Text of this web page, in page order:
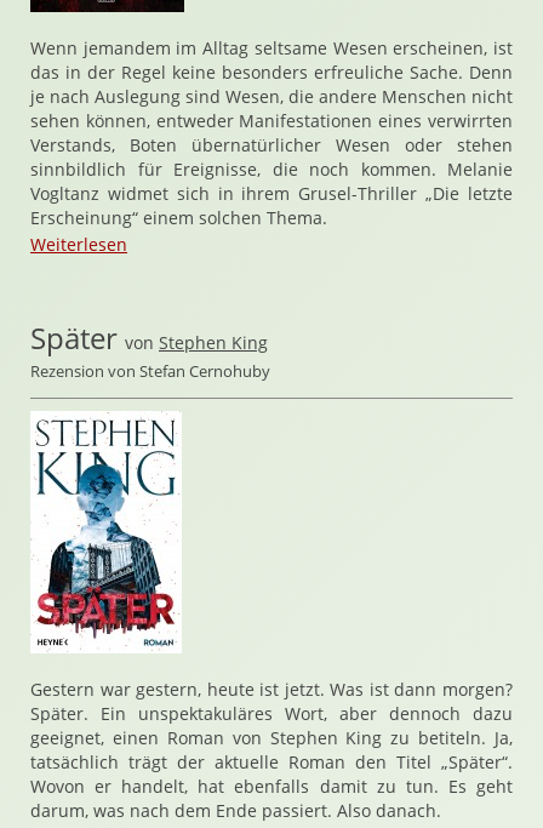
Wenn jemandem im Alltag seltsame Wesen erscheinen, ist
das in der Regel keine besonders erfreuliche Sache. Denn
je nach Auslegung sind Wesen, die andere Menschen nicht
sehen können, entweder Manifestationen eines verwirrten
Verstands, Boten übernatürlicher Wesen oder stehen
sinnbildlich für Ereignisse, die noch kommen. Melanie
Vogltanz widmet sich in ihrem Grusel-Thriller „Die letzte
Erscheinung“ einem solchen Thema.
Weiterlesen
Später von Stephen King
Rezension von Stefan Cernohuby
Gestern war gestern, heute ist jetzt. Was ist dann morgen?
Später. Ein unspektakuläres Wort, aber dennoch dazu
geeignet, einen Roman von Stephen King zu betiteln. Ja,
tatsächlich trägt der aktuelle Roman den Titel „Später“.
Wovon er handelt, hat ebenfalls damit zu tun. Es geht
darum, was nach dem Ende passiert. Also danach.